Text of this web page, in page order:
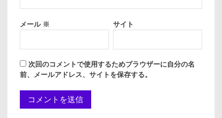
メール ※ サイト
次回のコメントで使用するためブラウザーに自分の名
前、メールアドレス、サイトを保存する。